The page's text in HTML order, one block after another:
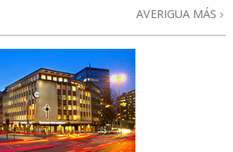
AVERIGUA MÁS